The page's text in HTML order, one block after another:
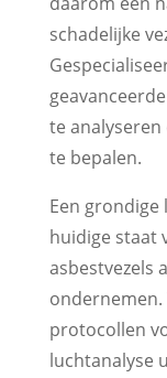
schadelijke
te analyseren
te bepalen.
Een
huidige staat
asbestvezels
protocollen
luchtanalyse